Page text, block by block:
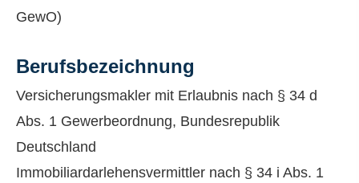
GewO)
Berufsbezeichnung
Ver­sicherungs­makler mit Erlaubnis nach § 34 d
Abs. 1 Gewerbeordnung, Bundesrepublik
Deutschland
Immobiliardarlehensvermittler nach § 34 i Abs. 1